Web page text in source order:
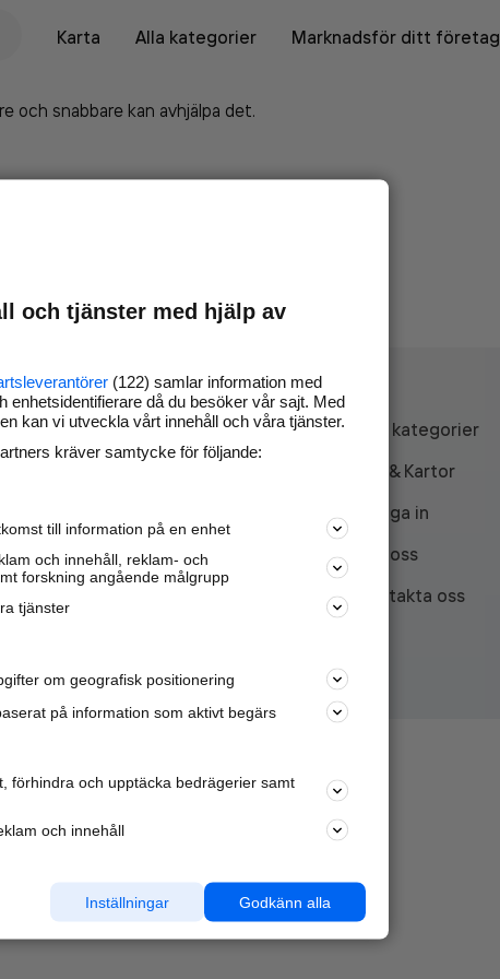
Karta
Alla kategorier Marknadsför ditt företag
och snabbare kan avhjälpa det.
Marknadsför företaget på
nya kunder och
samarbetspartners nära dig.
Läs mer här
Alla kategorier
API & Kartor
Logga in
Om oss
Kontakta oss
och tjänster med hjälp av
(122) samlar information med
enhetsidentifierare då du besöker vår sajt. Med
kan vi utveckla vårt innehåll och våra tjänster.
kräver samtycke för följande:
till information på en enhet
och innehåll, reklam- och
forskning angående målgrupp
tjänster
om geografisk positionering
på information som aktivt begärs
förhindra och upptäcka bedrägerier samt
och innehåll
Godkänn alla
Inställningar